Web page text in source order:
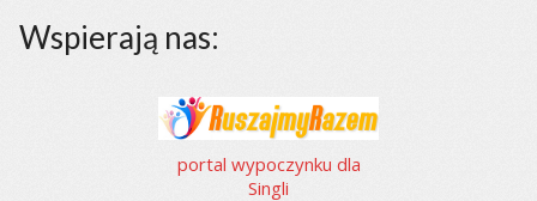
Wspierają nas:
portal wypoczynku dla
Singli